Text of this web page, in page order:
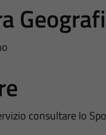
consultare lo